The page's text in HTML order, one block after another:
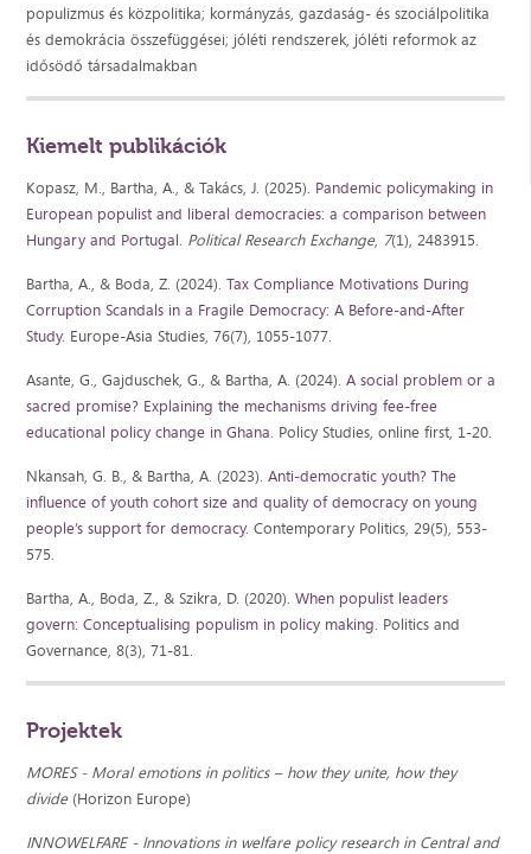
populizmus és közpolitika; kormányzás, gazdaság- és szociálpolitika
és demokrácia összefüggései; jóléti rendszerek, jóléti reformok az
idősödő társadalmakban
Kiemelt publikációk
Kopasz, M., Bartha, A., & Takács, J. (2025). Pandemic policymaking in
European populist and liberal democracies: a comparison between
Hungary and Portugal. Political Research Exchange, 7(1), 2483915.
Bartha, A., & Boda, Z. (2024).Tax Compliance Motivations During
Corruption Scandals in a Fragile Democracy: A Before-and-After
Study. Europe-Asia Studies, 76(7), 1055-1077.
Asante, G., Gajduschek, G., & Bartha, A. (2024).A social problem or a
sacred promise? Explaining the mechanisms driving fee-free
educational policy change in Ghana. Policy Studies, online first, 1-20.
Nkansah, G. B., & Bartha, A. (2023).Anti-democratic youth? The
influence of youth cohort size and quality of democracy on young
people’s support for democracy. Contemporary Politics, 29(5), 553-
575.
Bartha, A., Boda, Z., & Szikra, D. (2020).When populist leaders
govern: Conceptualising populism in policy making. Politics and
Governance, 8(3), 71-81.
Projektek
MORES - Moral emotions in politics – how they unite, how they
divide(Horizon Europe)
INNOWELFARE - Innovations in welfare policy research in Central and